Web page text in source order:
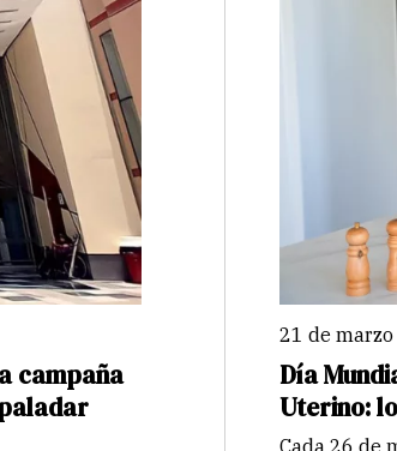
campaña
21 de
Día
Uterino: